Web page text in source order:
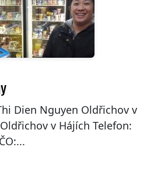
Dien Nguyen Oldřichov v
v Hájích Telefon: